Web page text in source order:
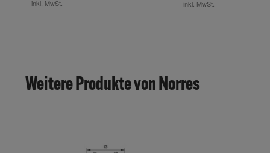
inkl. MwSt. inkl. MwSt.
Weitere Produkte von Norres